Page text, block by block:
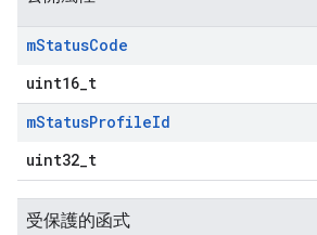
mStatusCode
uint16_t
mStatusProfileId
uint32_t
受保護的函式